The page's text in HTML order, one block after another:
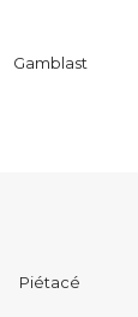
Gamblast
Piétacé